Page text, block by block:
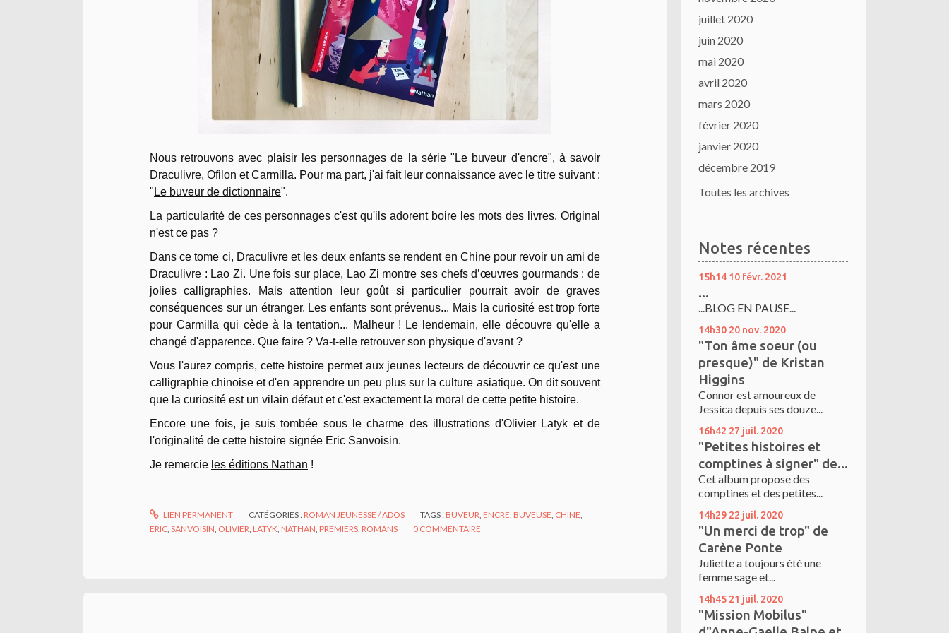
Nous retrouvons avec plaisir les personnages de la série "Le buveur d'encre", à savoir
Draculivre, Ofilon et Carmilla. Pour ma part, j'ai fait leur connaissance avec le titre suivant :
"Le buveur de dictionnaire".
La particularité de ces personnages c'est qu'ils adorent boire les mots des livres. Original
n'est ce pas ?
Dans ce tome ci, Draculivre et les deux enfants se rendent en Chine pour revoir un ami de
Draculivre : Lao Zi. Une fois sur place, Lao Zi montre ses chefs d’œuvres gourmands : de
jolies calligraphies. Mais attention leur goût si particulier pourrait avoir de graves
conséquences sur un étranger. Les enfants sont prévenus... Mais la curiosité est trop forte
pour Carmilla qui cède à la tentation... Malheur ! Le lendemain, elle découvre qu'elle a
changé d'apparence. Que faire ? Va-t-elle retrouver son physique d'avant ?
Vous l'aurez compris, cette histoire permet aux jeunes lecteurs de découvrir ce qu'est une
calligraphie chinoise et d'en apprendre un peu plus sur la culture asiatique. On dit souvent
que la curiosité est un vilain défaut et c'est exactement la moral de cette petite histoire.
Encore une fois, je suis tombée sous le charme des illustrations d'Olivier Latyk et de
l'originalité de cette histoire signée Eric Sanvoisin.
Je remercie les éditions Nathan !
LIEN PERMANENT CATÉGORIES :ROMAN JEUNESSE / ADOS TAGS :BUVEUR,ENCRE,BUVEUSE, CHINE,
ERIC, SANVOISIN, OLIVIER, LATYK, NATHAN, PREMIERS, ROMANS 0 COMMENTAIRE
juillet 2020
juin 2020
mai 2020
avril 2020
mars 2020
février 2020
janvier 2020
décembre 2019
Toutes les archives
Notes récentes
15h14 10 févr. 2021
...
...BLOG EN PAUSE...
14h30 20 nov. 2020
"Ton âme soeur (ou
presque)" de Kristan
Higgins
Connor est amoureux de
Jessica depuis ses douze...
16h42 27 juil. 2020
"Petites histoires et
comptines à signer" de...
Cet album propose des
comptines et des petites...
14h29 22 juil. 2020
"Un merci de trop" de
Carène Ponte
Juliette a toujours été une
femme sage et...
14h45 21 juil. 2020
"Mission Mobilus"